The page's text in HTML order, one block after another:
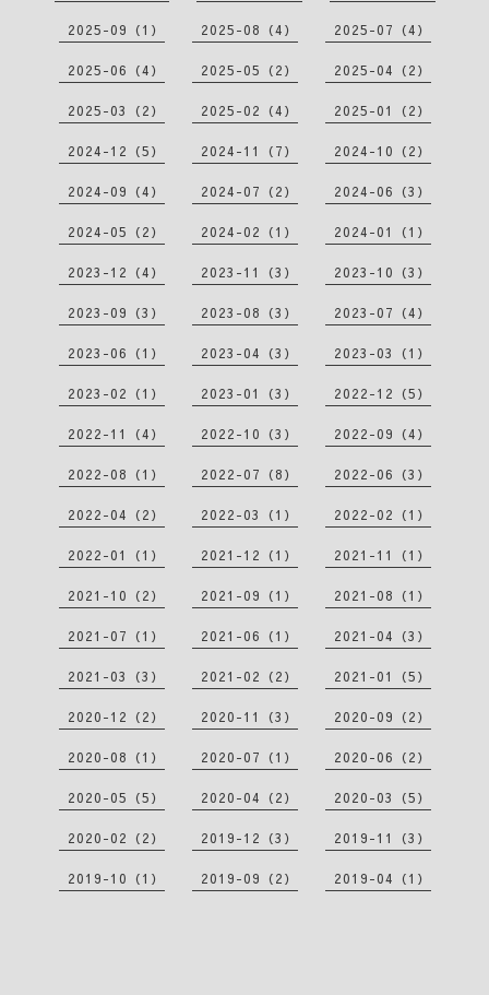
2025-09（1） 2025-08（4） 2025-07（4）
2025-06（4） 2025-05（2） 2025-04（2）
2025-03（2） 2025-02（4） 2025-01（2）
2024-12（5） 2024-11（7） 2024-10（2）
2024-09（4） 2024-07（2） 2024-06（3）
2024-05（2） 2024-02（1） 2024-01（1）
2023-12（4） 2023-11（3） 2023-10（3）
2023-09（3） 2023-08（3） 2023-07（4）
2023-06（1） 2023-04（3） 2023-03（1）
2023-02（1） 2023-01（3） 2022-12（5）
2022-11（4） 2022-10（3） 2022-09（4）
2022-08（1） 2022-07（8） 2022-06（3）
2022-04（2） 2022-03（1） 2022-02（1）
2022-01（1） 2021-12（1） 2021-11（1）
2021-10（2） 2021-09（1） 2021-08（1）
2021-07（1） 2021-06（1） 2021-04（3）
2021-03（3） 2021-02（2） 2021-01（5）
2020-12（2） 2020-11（3） 2020-09（2）
2020-08（1） 2020-07（1） 2020-06（2）
2020-05（5） 2020-04（2） 2020-03（5）
2020-02（2） 2019-12（3） 2019-11（3）
2019-10（1） 2019-09（2） 2019-04（1）